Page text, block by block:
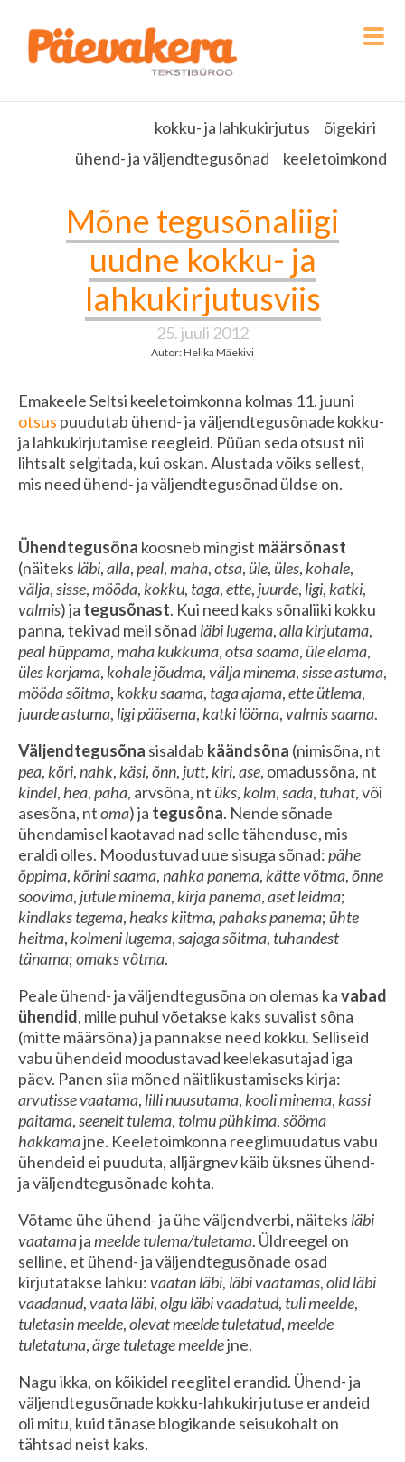
kokku- ja lahkukirjutus
õigekiri
ühend- ja väljendtegusõnad
keeletoimkond
Mõne tegusõnaliigi
uudne kokku- ja
lahkukirjutusviis
25. juuli 2012
Autor: Helika Mäekivi
Emakeele Seltsi keeletoimkonna kolmas 11. juuni
otsus puudutab ühend- ja väljendtegusõnade kokku-
ja lahkukirjutamise reegleid. Püüan seda otsust nii
lihtsalt selgitada, kui oskan. Alustada võiks sellest,
mis need ühend- ja väljendtegusõnad üldse on.
Ühendtegusõna koosneb mingist määrsõnast
(näiteks läbi,alla,peal,maha,otsa, üle, üles, kohale,
välja,sisse,mööda, kokku, taga,ette, juurde, ligi, katki,
valmis) ja tegusõnast. Kui need kaks sõnaliiki kokku
panna, tekivad meil sõnad läbi lugema,alla kirjutama,
peal hüppama,maha kukkuma,otsa saama, üle elama,
üles korjama, kohale jõudma,välja minema,sisse astuma,
mööda sõitma, kokku saama, taga ajama,ette ütlema,
juurde astuma, ligi pääsema, katki lööma,valmis saama.
Väljendtegusõna sisaldab käändsõna (nimisõna, nt
pea, kõri,nahk, käsi,õnn, jutt, kiri,ase, omadussõna, nt
kindel, hea,paha, arvsõna, nt üks, kolm,sada, tuhat, või
asesõna, ntoma) ja tegusõna. Nende sõnade
ühendamisel kaotavad nad selle tähenduse, mis
eraldi olles. Moodustuvad uue sisuga sõnad:pähe
õppima, kõrini saama,nahka panema, kätte võtma,õnne
soovima, jutule minema, kirja panema,aset leidma;
kindlaks tegema, heaks kiitma,pahaks panema; ühte
heitma, kolmeni lugema,sajaga sõitma, tuhandest
tänama;omaks võtma.
Peale ühend- ja väljendtegusõna on olemas kavabad
ühendid, mille puhul võetakse kaks suvalist sõna
(mitte määrsõna) ja pannakse need kokku. Selliseid
vabu ühendeid moodustavad keelekasutajad iga
päev. Panen siia mõned näitlikustamiseks kirja:
arvutisse vaatama, lilli nuusutama, kooli minema, kassi
paitama,seenelt tulema, tolmu pühkima,sööma
hakkamajne. Keeletoimkonna reeglimuudatus vabu
ühendeid ei puuduta, alljärgnev käib üksnes ühend-
ja väljendtegusõnade kohta.
Võtame ühe ühend- ja ühe väljendverbi, näiteks läbi
vaatamajameelde tulema/tuletama. Üldreegel on
selline, et ühend- ja väljendtegusõnade osad
kirjutatakse lahku:vaatan läbi, läbi vaatamas,olid läbi
vaadanud,vaata läbi,olgu läbi vaadatud, tuli meelde,
tuletasin meelde,olevat meelde tuletatud,meelde
tuletatuna,ärge tuletage meeldejne.
Nagu ikka, on kõikidel reeglitel erandid. Ühend- ja
väljendtegusõnade kokku-lahkukirjutuse erandeid
oli mitu, kuid tänase blogikande seisukohalt on
tähtsad neist kaks.